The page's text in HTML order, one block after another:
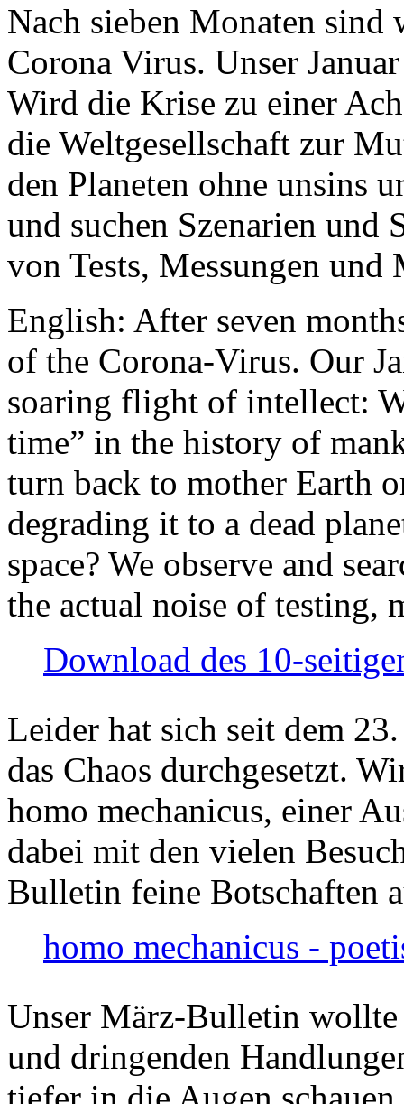
Nach sieben Monaten
Corona Virus. Unser
Wird die Krise zu einer
die Weltgesellschaft zur
den Planeten ohne unsins
und suchen Szenarien und
von Tests, Messungen und
English: After seven
of the Corona-Virus. Our
soaring flight of intellect:
time” in the history of
turn back to mother Earth
degrading it to a dead
space? We observe and
the actual noise of testing,
Download des 10-
Leider hat sich seit dem
das Chaos durchgesetzt.
homo mechanicus, einer
dabei mit den vielen
Bulletin feine Botschaften
homo mechanicus -
Unser März-Bulletin
und dringenden